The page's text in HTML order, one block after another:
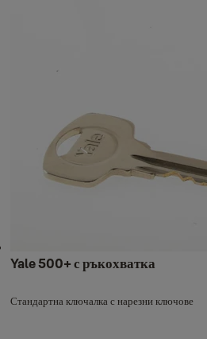
Yale 500+ с ръкохватка
Стандартна ключалка с нарезни ключове